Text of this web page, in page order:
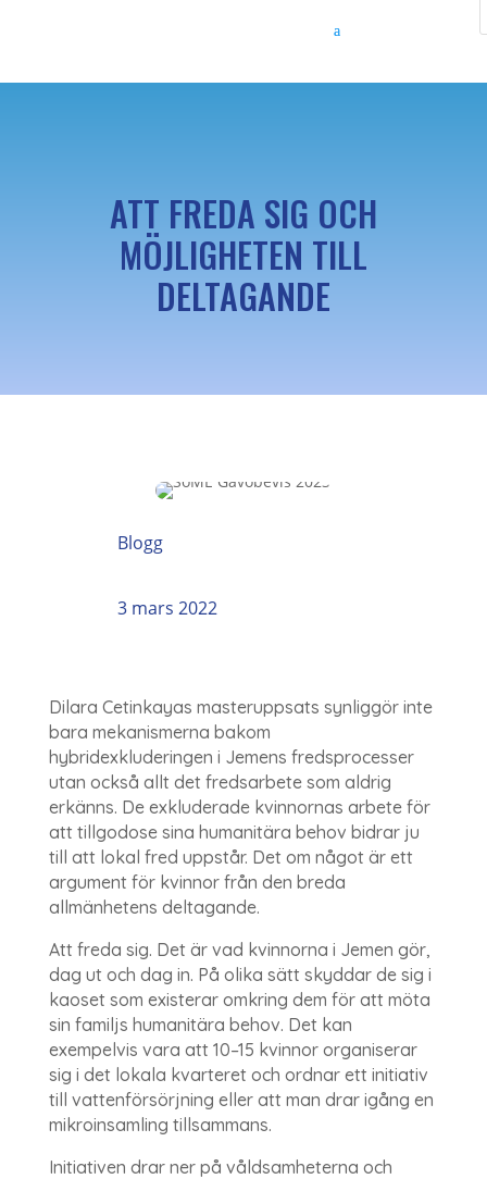
ATT FREDA SIG OCH
MÖJLIGHETEN TILL
DELTAGANDE
Blogg
3 mars 2022
Dilara Cetinkayas masteruppsats synliggör inte
bara mekanismerna bakom
hybridexkluderingen i Jemens fredsprocesser
utan också allt det fredsarbete som aldrig
erkänns. De exkluderade kvinnornas arbete för
att tillgodose sina humanitära behov bidrar ju
till att lokal fred uppstår. Det om något är ett
argument för kvinnor från den breda
allmänhetens deltagande.
Att freda sig. Det är vad kvinnorna i Jemen gör,
dag ut och dag in. På olika sätt skyddar de sig i
kaoset som existerar omkring dem för att möta
sin familjs humanitära behov. Det kan
exempelvis vara att 10–15 kvinnor organiserar
sig i det lokala kvarteret och ordnar ett initiativ
till vattenförsörjning eller att man drar igång en
mikroinsamling tillsammans.
Initiativen drar ner på våldsamheterna och